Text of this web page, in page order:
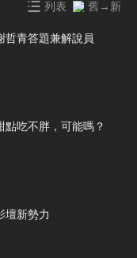
列表 舊→新
哲青答題兼解說員
點吃不胖，可能嗎？
壇新勢力